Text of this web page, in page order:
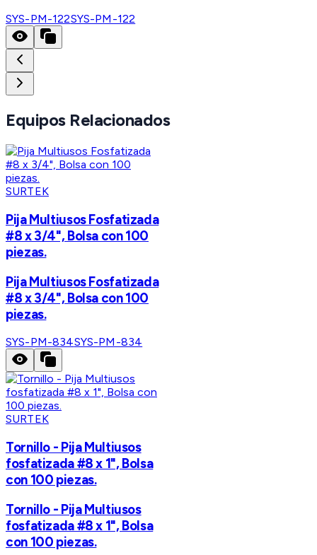
SYS-PM-122SYS-PM-122
Equipos Relacionados
SURTEK
Pija Multiusos Fosfatizada
#8 x 3/4", Bolsa con 100
piezas.
Pija Multiusos Fosfatizada
#8 x 3/4", Bolsa con 100
piezas.
SYS-PM-834SYS-PM-834
SURTEK
Tornillo - Pija Multiusos
fosfatizada #8 x 1", Bolsa
con 100 piezas.
Tornillo - Pija Multiusos
fosfatizada #8 x 1", Bolsa
con 100 piezas.